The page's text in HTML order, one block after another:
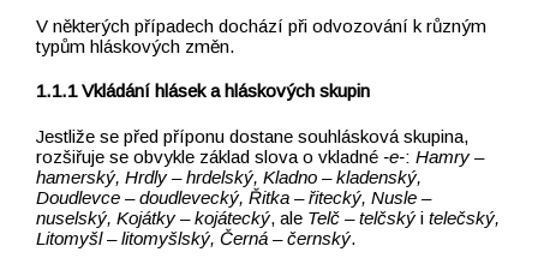
V některých případech dochází při odvozování k různým
typům hláskových změn.
Vkládání hlásek a hláskových skupin
Jestliže se před příponu dostane souhlásková skupina,
rozšiřuje se obvykle základ slova o vkladné‑e‑:Hamry –⁠⁠⁠⁠⁠⁠⁠⁠⁠⁠⁠⁠⁠⁠⁠⁠⁠⁠⁠⁠⁠⁠⁠⁠⁠⁠⁠⁠⁠⁠⁠⁠⁠⁠⁠⁠⁠⁠⁠⁠⁠⁠⁠⁠⁠⁠⁠⁠⁠⁠⁠⁠⁠⁠⁠⁠⁠⁠⁠⁠⁠⁠
hamerský, Hrdly –⁠⁠⁠⁠⁠⁠⁠⁠⁠⁠⁠⁠⁠⁠⁠⁠⁠⁠⁠⁠⁠⁠⁠⁠⁠⁠⁠⁠⁠⁠⁠⁠⁠⁠⁠⁠⁠⁠⁠⁠⁠⁠⁠⁠⁠⁠⁠⁠⁠⁠⁠⁠⁠⁠⁠⁠⁠⁠⁠⁠⁠⁠ hrdelský, Kladno –⁠⁠⁠⁠⁠⁠⁠⁠⁠⁠⁠⁠⁠⁠⁠⁠⁠⁠⁠⁠⁠⁠⁠⁠⁠⁠⁠⁠⁠⁠⁠⁠⁠⁠⁠⁠⁠⁠⁠⁠⁠⁠⁠⁠⁠⁠⁠⁠⁠⁠⁠⁠⁠⁠⁠⁠⁠⁠⁠⁠⁠⁠ kladenský,
Doudlevce –⁠⁠⁠⁠⁠⁠⁠⁠⁠⁠⁠⁠⁠⁠⁠⁠⁠⁠⁠⁠⁠⁠⁠⁠⁠⁠⁠⁠⁠⁠⁠⁠⁠⁠⁠⁠⁠⁠⁠⁠⁠⁠⁠⁠⁠⁠⁠⁠⁠⁠⁠⁠⁠⁠⁠⁠⁠⁠⁠⁠⁠⁠ doudlevecký, Řitka –⁠⁠⁠⁠⁠⁠⁠⁠⁠⁠⁠⁠⁠⁠⁠⁠⁠⁠⁠⁠⁠⁠⁠⁠⁠⁠⁠⁠⁠⁠⁠⁠⁠⁠⁠⁠⁠⁠⁠⁠⁠⁠⁠⁠⁠⁠⁠⁠⁠⁠⁠⁠⁠⁠⁠⁠⁠⁠⁠⁠⁠⁠ řitecký, Nusle –⁠⁠⁠⁠⁠⁠⁠⁠⁠⁠⁠⁠⁠⁠⁠⁠⁠⁠⁠⁠⁠⁠⁠⁠⁠⁠⁠⁠⁠⁠⁠⁠⁠⁠⁠⁠⁠⁠⁠⁠⁠⁠⁠⁠⁠⁠⁠⁠⁠⁠⁠⁠⁠⁠⁠⁠⁠⁠⁠⁠⁠⁠
nuselský, Kojátky –⁠⁠⁠⁠⁠⁠⁠⁠⁠⁠⁠⁠⁠⁠⁠⁠⁠⁠⁠⁠⁠⁠⁠⁠⁠⁠⁠⁠⁠⁠⁠⁠⁠⁠⁠⁠⁠⁠⁠⁠⁠⁠⁠⁠⁠⁠⁠⁠⁠⁠⁠⁠⁠⁠⁠⁠⁠⁠⁠⁠⁠⁠ kojátecký, ale Telč–⁠⁠⁠⁠⁠⁠⁠⁠⁠⁠⁠⁠⁠⁠⁠⁠⁠⁠⁠⁠⁠⁠⁠⁠⁠⁠⁠⁠⁠⁠⁠⁠⁠⁠⁠⁠⁠⁠⁠⁠⁠⁠⁠⁠⁠⁠⁠⁠⁠⁠⁠⁠⁠⁠⁠⁠⁠⁠⁠⁠⁠⁠telčskýitelečský,
Litomyšl –⁠⁠⁠⁠⁠⁠⁠⁠⁠⁠⁠⁠⁠⁠⁠⁠⁠⁠⁠⁠⁠⁠⁠⁠⁠⁠⁠⁠⁠⁠⁠⁠⁠⁠⁠⁠⁠⁠⁠⁠⁠⁠⁠⁠⁠⁠⁠⁠⁠⁠⁠⁠⁠⁠⁠⁠⁠⁠⁠⁠⁠⁠ litomyšlský, Černá –⁠⁠⁠⁠⁠⁠⁠⁠⁠⁠⁠⁠⁠⁠⁠⁠⁠⁠⁠⁠⁠⁠⁠⁠⁠⁠⁠⁠⁠⁠⁠⁠⁠⁠⁠⁠⁠⁠⁠⁠⁠⁠⁠⁠⁠⁠⁠⁠⁠⁠⁠⁠⁠⁠⁠⁠⁠⁠⁠⁠⁠⁠černský.